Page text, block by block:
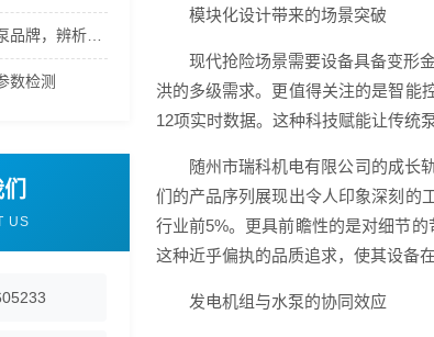
数检测
US
模块化设计带来的场景突破
现代抢险场景需要设备具备变形
洪的多级需求。更值得关注的是智能
12项实时数据。这种科技赋能让传统
随州市瑞科机电有限公司的成长
们的产品序列展现出令人印象深刻
行业前5%。更具前瞻性的是对细节
这种近乎偏执的品质追求，使其设备
发电机组与水泵的协同效应